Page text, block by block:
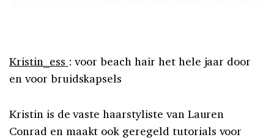
Kristin_ess : voor beach hair het hele jaar door
en voor bruidskapsels
Kristin is de vaste haarstyliste van Lauren
Conrad en maakt ook geregeld tutorials voor